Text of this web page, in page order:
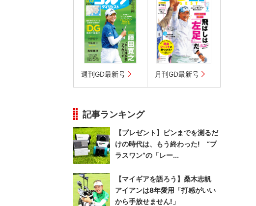
週刊GD最新号 月刊GD最新号
記事ランキング
【プレゼント】ピンまでを測るだ
けの時代は、もう終わった! “プ
ラスワン”の「レー...
【マイギアを語ろう】桑木志帆
アイアンは8年愛用「打感がいい
から手放せません!」